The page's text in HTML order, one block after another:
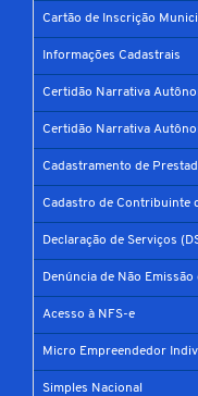
Cartão de Inscrição
Informações Cadastrais
Certidão Narrativa
Certidão Narrativa
Cadastramento de
Cadastro de Contribuinte
Declaração de Serviços
Denúncia de Não
Acesso à NFS-e
Micro Empreendedor
Simples Nacional